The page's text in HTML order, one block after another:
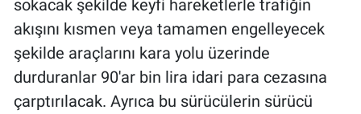
sokacak şekilde keyfi hareketlerle trafiğin
akışını kısmen veya tamamen engelleyecek
şekilde araçlarını kara yolu üzerinde
durduranlar 90'ar bin lira idari para cezasına
çarptırılacak. Ayrıca bu sürücülerin sürücü